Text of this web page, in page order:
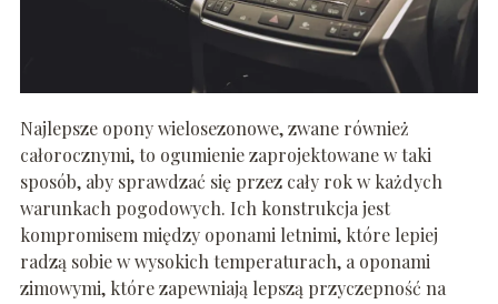
Najlepsze opony wielosezonowe, zwane również
całorocznymi, to ogumienie zaprojektowane w taki
sposób, aby sprawdzać się przez cały rok w każdych
warunkach pogodowych. Ich konstrukcja jest
kompromisem między oponami letnimi, które lepiej
radzą sobie w wysokich temperaturach, a oponami
zimowymi, które zapewniają lepszą przyczepność na